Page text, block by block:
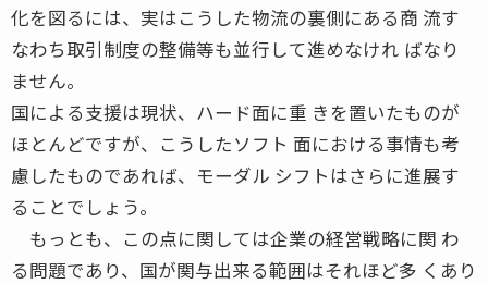
化を図るには、実はこうした物流の裏側にある商 流す
なわち取引制度の整備等も並行して進めなけれ ばなり
ません。
国による支援は現状、ハード面に重 きを置いたものが
ほとんどですが、こうしたソフト 面における事情も考
慮したものであれば、モーダル シフトはさらに進展す
ることでしょう。
もっとも、この点に関しては企業の経営戦略に関 わ
る問題であり、国が関与出来る範囲はそれほど多 くあり